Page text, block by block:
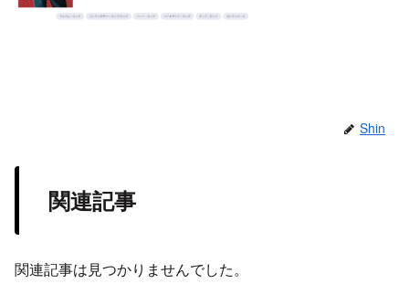
Shin
関連記事
関連記事は見つかりませんでした。